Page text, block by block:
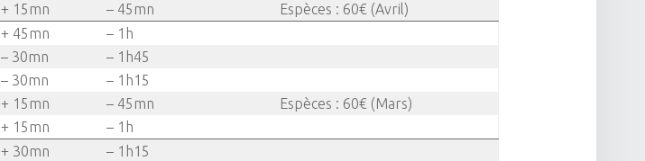
+ 15mn – 45mn
Espèces : 60€ (Avril)
+ 45mn
– 1h
– 30mn
– 1h45
– 30mn
– 1h15
+ 15mn – 45mn
Espèces : 60€ (Mars)
+ 15mn
– 1h
+ 30mn
– 1h15